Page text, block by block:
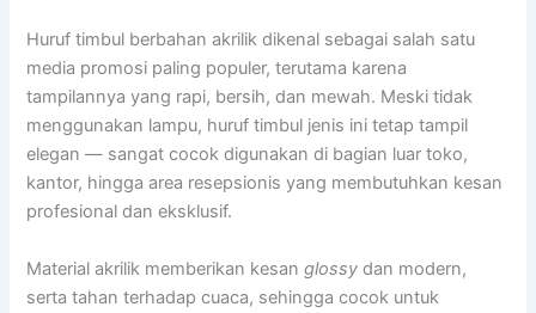
Huruf timbul berbahan akrilik dikenal sebagai salah satu
media promosi paling populer, terutama karena
tampilannya yang rapi, bersih, dan mewah. Meski tidak
menggunakan lampu, huruf timbul jenis ini tetap tampil
elegan — sangat cocok digunakan di bagian luar toko,
kantor, hingga area resepsionis yang membutuhkan kesan
profesional dan eksklusif.
Material akrilik memberikan kesanglossy dan modern,
serta tahan terhadap cuaca, sehingga cocok untuk